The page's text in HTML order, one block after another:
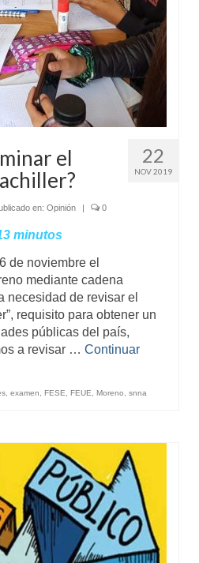
22
NOV 2019
el
en: Opinión | 0
minutos
de noviembre el
mediante cadena
necesidad de revisar el
requisito para obtener un
públicas del país,
a revisar … Continuar
examen FESE FEUE Moreno snna